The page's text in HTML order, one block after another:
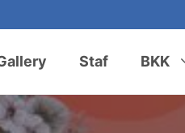
Staf BKK